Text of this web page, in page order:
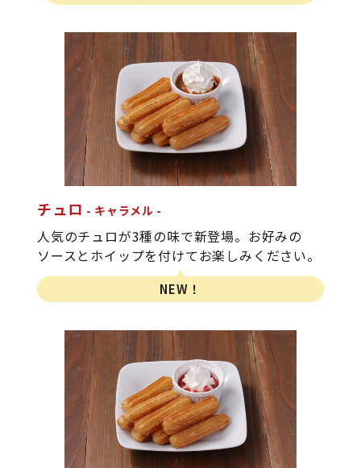
チュロ キャラメル
人気のチュロが3種の味で新登場。お好みの
ソースとホイップを付けてお楽しみください。
NEW！